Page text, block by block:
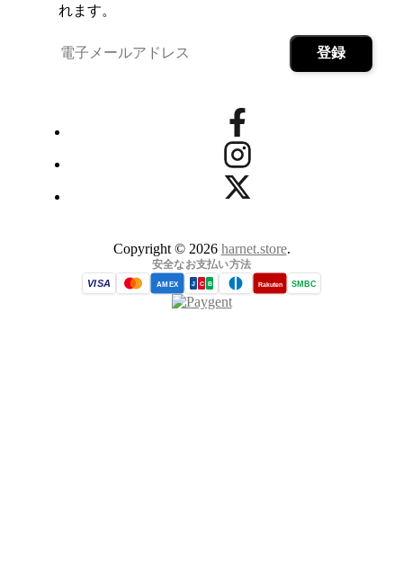
れます。
Copyright © 2026 harnet.store.
安全なお支払い方法
VISA AMEX J C B Rakuten SMBC